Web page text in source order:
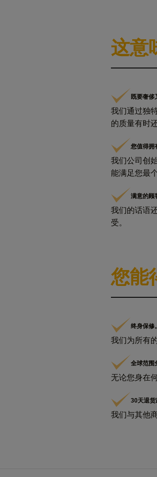
这意
既要奢侈
我们通过独
的质量有时
您值得拥
我们公司创
能满足您最
满意的顾
我们的话语
受。
您能
终身保修。
我们为所有
全球范围
无论您身在
30天退货
我们与其他